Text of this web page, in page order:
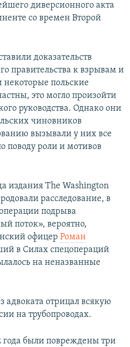
диверсионного акта
со времен Второй
доказательств
правительства к взрывам и
некоторые польские
это могло произойти
руководства. Однако они
чиновников
вызывали у них все
поводу роли и мотивов
издания The Washington
расследование, в
подрыва
поток», вероятно,
офицер Роман
в Силах спецопераций
на неназванные
адвоката отрицал всякую
на трубопроводах.
года были повреждены три